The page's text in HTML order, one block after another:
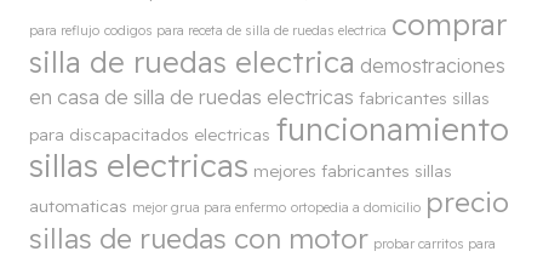
para reflujo codigos para receta de silla de ruedas electrica comprar
silla de ruedas electrica demostraciones
en casa de silla de ruedas electricas fabricantes sillas
para discapacitados electricas funcionamiento
sillas electricas mejores fabricantes sillas
automaticas mejor grua para enfermo ortopedia a domicilio precio
sillas de ruedas con motor probar carritos para